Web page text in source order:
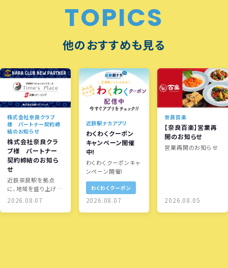
TOPICS
他のおすすめも見る
株式会社奈良クラブ
様 パートナー契約締
結のお知らせ
株式会社奈良クラ
ブ様 パートナー
契約締結のお知ら
せ
近鉄奈良駅を拠点
に、地域を盛り上げる
取り組みを展開しま
す
2026.08.07
近鉄駅ナカアプリ
わくわくクーポン
キャンペーン開催
中!
わくわくクーポンキャ
ンペーン開催!
わくわくクーポン
2026.08.07
奈良百楽
【奈良百楽】営業再
開のお知らせ
営業再開のお知らせ
2026.08.05